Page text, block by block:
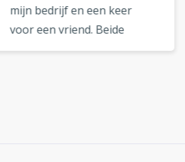
kunt echt elk detail
aanpassen tot het logo
helemaal bij je past. Een